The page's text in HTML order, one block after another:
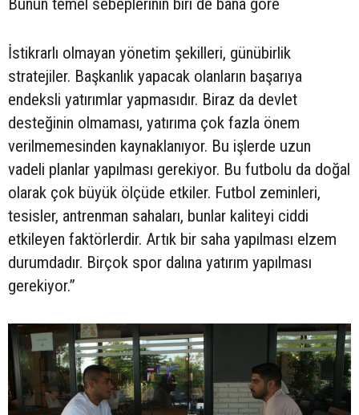
İstikrarlı olmayan yönetim şekilleri, günübirlik
stratejiler. Başkanlık yapacak olanların başarıya
endeksli yatırımlar yapmasıdır. Biraz da devlet
desteğinin olmaması, yatırıma çok fazla önem
verilmemesinden kaynaklanıyor. Bu işlerde uzun
vadeli planlar yapılması gerekiyor. Bu futbolu da doğal
olarak çok büyük ölçüde etkiler. Futbol zeminleri,
tesisler, antrenman sahaları, bunlar kaliteyi ciddi
etkileyen faktörlerdir. Artık bir saha yapılması elzem
durumdadır. Birçok spor dalına yatırım yapılması
gerekiyor.”